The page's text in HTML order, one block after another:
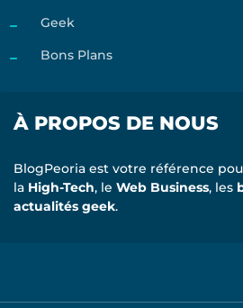
Geek
Bons Plans
À PROPOS DE NOUS
BlogPeoria est votre référence
la High-Tech, le Web Business, les
actualités geek.